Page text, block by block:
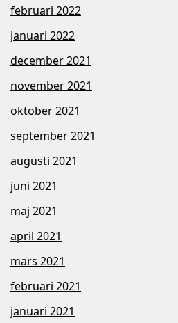
februari 2022
januari 2022
december 2021
november 2021
oktober 2021
september 2021
augusti 2021
juni 2021
maj 2021
april 2021
mars 2021
februari 2021
januari 2021